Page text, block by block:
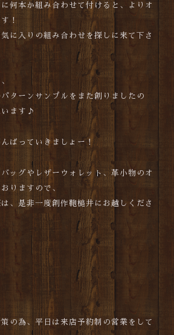
何本か組み合わせて付けると、よりオ
！
に入りの組み合わせを探しに来て下さ
ターンサンプルをまた創りましたの
います♪
ばっていきましょー！
ッグやレザーウォレット、革小物のオ
りますので、
、是非一度創作鞄槌井にお越しくださ
の為、平日は来店予約制の営業をして